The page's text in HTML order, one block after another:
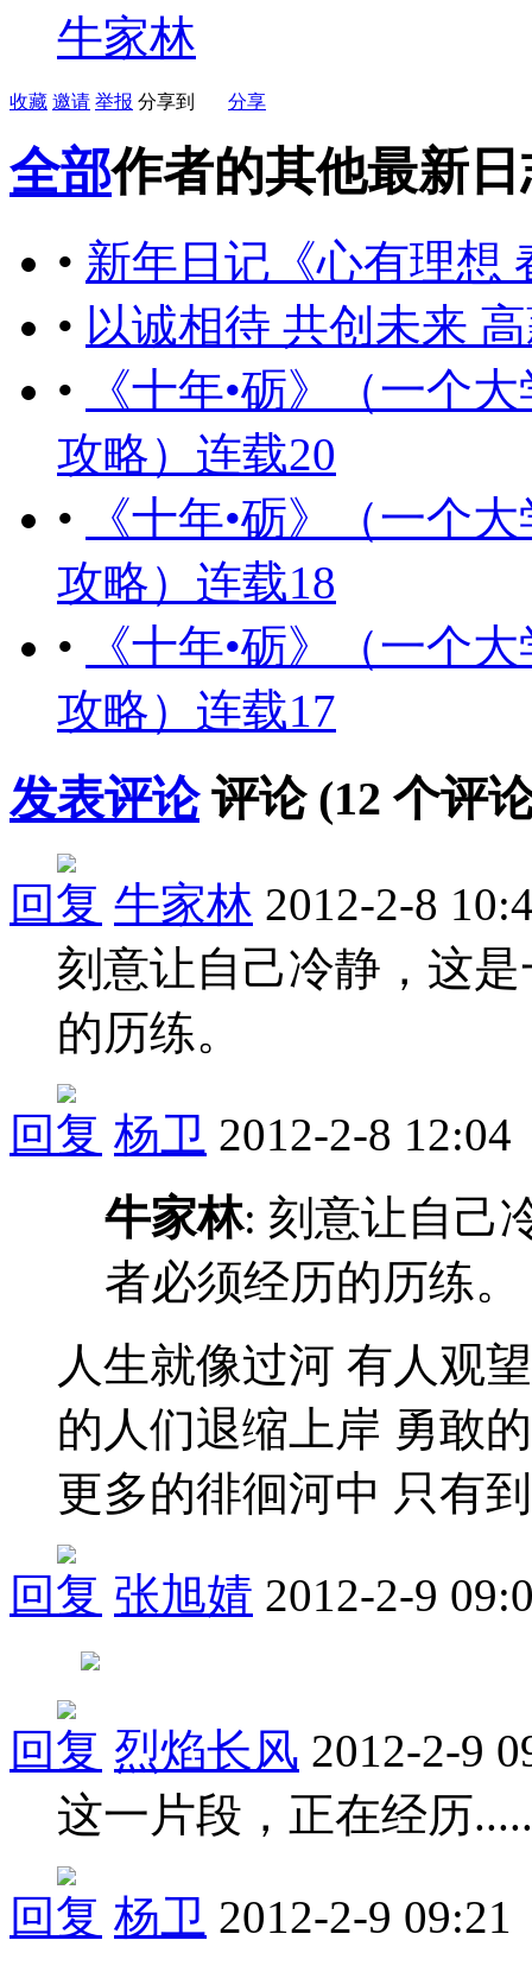
牛家林
收藏 邀请 举报 分享到 分享
全部作者的其他最新日
• 新年日记《心有理想
• 以诚相待 共创未来
•
《十年•砺》（一个
攻略）连载20
•
《十年•砺》（一个
攻略）连载18
•
《十年•砺》（一个
攻略）连载17
发表评论评论 (12 个评
回复 牛家林 2012-2-8
刻意让自己冷静，这
的历练。
回复 杨卫 2012-2-8 12:04
牛家林: 刻意让自己
者必须经历的历练。
人生就像过河 有人观
的人们退缩上岸 勇敢
更多的徘徊河中 只有
回复 张旭婧 2012-2-9
回复 烈焰长风 2012-2-9
这一片段，正在经历.....
回复 杨卫 2012-2-9 09:21